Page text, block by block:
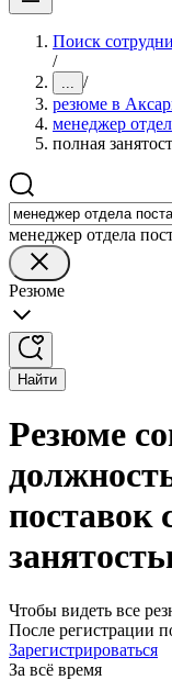
Поиск
/
... /
резюме в
менеджер
полная
менеджер отдела
Резюме
Найти
Резюме
поставок
Чтобы видеть все
После регистрации
Зарегистрироваться
За всё время